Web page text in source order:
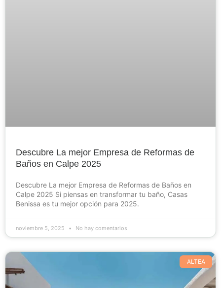
Descubre La mejor Empresa de Reformas de
Baños en Calpe 2025
Descubre La mejor Empresa de Reformas de Baños en
Calpe 2025 Si piensas en transformar tu baño, Casas
Benissa es tu mejor opción para 2025.
noviembre 5, 2025 No hay comentarios
ALTEA